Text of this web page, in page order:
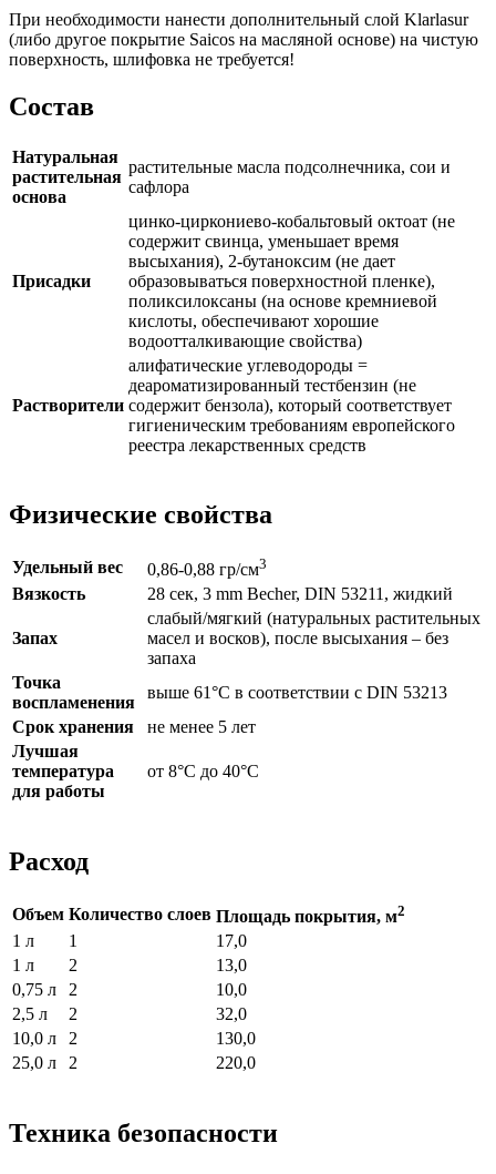
При необходимости нанести дополнительный слой Klarlasur
(либо другое покрытие Saicos на масляной основе) на чистую
поверхность, шлифовка не требуется!
Состав
Натуральная
растительная
основа
растительные масла подсолнечника, сои и
сафлора
Присадки
цинко-циркониево-кобальтовый октоат (не
содержит свинца, уменьшает время
высыхания), 2-бутаноксим (не дает
образовываться поверхностной пленке),
поликсилоксаны (на основе кремниевой
кислоты, обеспечивают хорошие
водоотталкивающие свойства)
Растворители
алифатические углеводороды =
деароматизированный тестбензин (не
содержит бензола), который соответствует
гигиеническим требованиям европейского
реестра лекарственных средств
Физические свойства
Удельный вес 0,86-0,88 гр/cм3
Вязкость 28 сек, 3 mm Becher, DIN 53211, жидкий
Запах
слабый/мягкий (натуральных растительных
масел и восков), после высыхания – без
запаха
Точка
воспламенения
выше 61°С в соответствии с DIN 53213
Срок хранения
не менее 5 лет
Лучшая
температура
для работы
от 8°С до 40°С
Расход
Объем Количество слоев Площадь покрытия, м2
1 л 1
17,0
1 л
2
13,0
0,75 л
2
10,0
2,5 л
2
32,0
10,0 л
2
130,0
25,0 л
2 220,0
Техника безопасности